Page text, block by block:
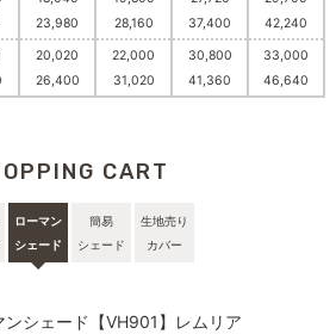
23,980
28,160
37,400
42,240
20,020
26,400
22,000
31,020
30,800
41,360
33,000
46,640
CART
ローマン
シェード
簡易
シェード
生地売り
カバー
ンシェード【VH901】レムリア